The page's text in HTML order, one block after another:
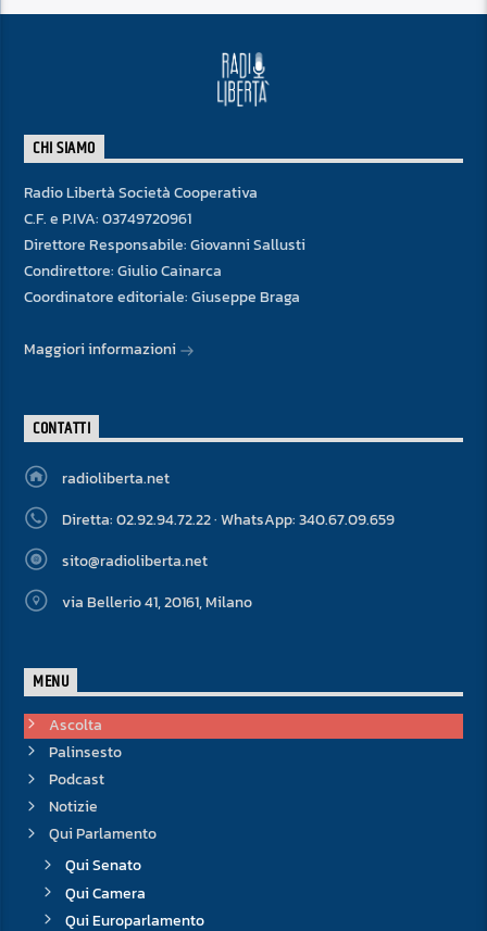
CHI SIAMO
Radio Libertà Società Cooperativa
C.F. e P.IVA: 03749720961
Direttore Responsabile: Giovanni Sallusti
Condirettore: Giulio Cainarca
Coordinatore editoriale: Giuseppe Braga
Maggiori informazioni
CONTATTI
radioliberta.net
Diretta: 02.92.94.72.22 · WhatsApp: 340.67.09.659
sito@radioliberta.net
via Bellerio 41, 20161, Milano
MENU
Ascolta
Palinsesto
Podcast
Notizie
Qui Parlamento
Qui Senato
Qui Camera
Qui Europarlamento